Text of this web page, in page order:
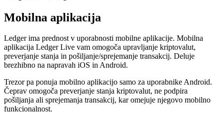
Mobilna aplikacija
Ledger ima prednost v uporabnosti mobilne aplikacije. Mobilna
aplikacija Ledger Live vam omogoča upravljanje kriptovalut,
preverjanje stanja in pošiljanje/sprejemanje transakcij. Deluje
brezhibno na napravah iOS in Android.
Trezor pa ponuja mobilno aplikacijo samo za uporabnike Android.
Čeprav omogoča preverjanje stanja kriptovalut, ne podpira
pošiljanja ali sprejemanja transakcij, kar omejuje njegovo mobilno
funkcionalnost.